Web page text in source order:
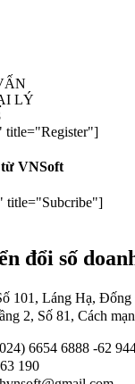
LÝ
title="Register"]
VNSoft
title="Subcribe"]
đổi số
101, Láng Hạ,
2, Số 81, Cách
6654 6888 -62
190